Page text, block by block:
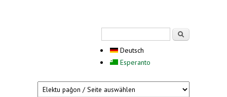
Deutsch
Esperanto